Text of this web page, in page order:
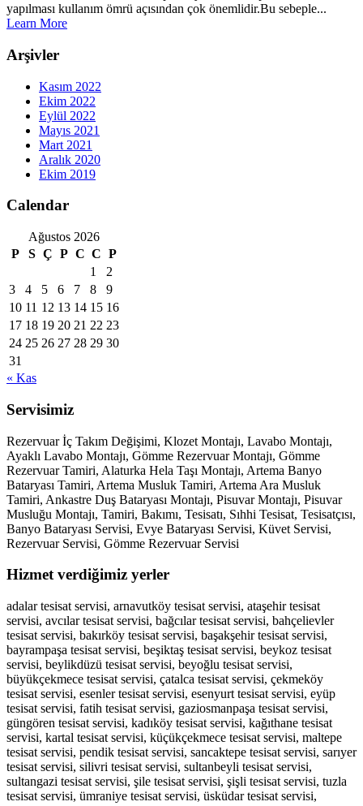
yapılması kullanım ömrü açısından çok önemlidir.Bu sebeple...
Learn More
Arşivler
Kasım 2022
Ekim 2022
Eylül 2022
Mayıs 2021
Mart 2021
Aralık 2020
Ekim 2019
Calendar
Ağustos 2026
P
S Ç P C C P
1
2
3
4 5 6 7 8
9
10 11 12 13 14 15 16
17 18 19 20 21 22 23
24 25 26 27 28 29 30
31
« Kas
Servisimiz
Rezervuar İç Takım Değişimi, Klozet Montajı, Lavabo Montajı,
Ayaklı Lavabo Montajı, Gömme Rezervuar Montajı, Gömme
Rezervuar Tamiri, Alaturka Hela Taşı Montajı, Artema Banyo
Bataryası Tamiri, Artema Musluk Tamiri, Artema Ara Musluk
Tamiri, Ankastre Duş Bataryası Montajı, Pisuvar Montajı, Pisuvar
Musluğu Montajı, Tamiri, Bakımı, Tesisatı, Sıhhi Tesisat, Tesisatçısı,
Banyo Bataryası Servisi, Evye Bataryası Servisi, Küvet Servisi,
Rezervuar Servisi, Gömme Rezervuar Servisi
Hizmet verdiğimiz yerler
adalar tesisat servisi, arnavutköy tesisat servisi, ataşehir tesisat
servisi, avcılar tesisat servisi, bağcılar tesisat servisi, bahçelievler
tesisat servisi, bakırköy tesisat servisi, başakşehir tesisat servisi,
bayrampaşa tesisat servisi, beşiktaş tesisat servisi, beykoz tesisat
servisi, beylikdüzü tesisat servisi, beyoğlu tesisat servisi,
büyükçekmece tesisat servisi, çatalca tesisat servisi, çekmeköy
tesisat servisi, esenler tesisat servisi, esenyurt tesisat servisi, eyüp
tesisat servisi, fatih tesisat servisi, gaziosmanpaşa tesisat servisi,
güngören tesisat servisi, kadıköy tesisat servisi, kağıthane tesisat
servisi, kartal tesisat servisi, küçükçekmece tesisat servisi, maltepe
tesisat servisi, pendik tesisat servisi, sancaktepe tesisat servisi, sarıyer
tesisat servisi, silivri tesisat servisi, sultanbeyli tesisat servisi,
sultangazi tesisat servisi, şile tesisat servisi, şişli tesisat servisi, tuzla
tesisat servisi, ümraniye tesisat servisi, üsküdar tesisat servisi,